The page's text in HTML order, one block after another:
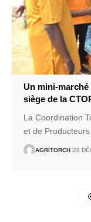
Un mini-
siège de la
La Coordination
et de
AGRITORCH 28